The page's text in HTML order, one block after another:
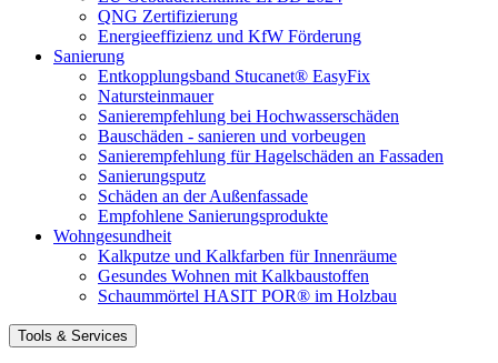
QNG Zertifizierung
Energieeffizienz und KfW Förderung
Sanierung
Entkopplungsband Stucanet® EasyFix
Natursteinmauer
Sanierempfehlung bei Hochwasserschäden
Bauschäden - sanieren und vorbeugen
Sanierempfehlung für Hagelschäden an Fassaden
Sanierungsputz
Schäden an der Außenfassade
Empfohlene Sanierungsprodukte
Wohngesundheit
Kalkputze und Kalkfarben für Innenräume
Gesundes Wohnen mit Kalkbaustoffen
Schaummörtel HASIT POR® im Holzbau
Tools & Services